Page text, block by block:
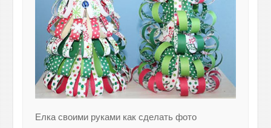
Елка своими руками как сделать фото